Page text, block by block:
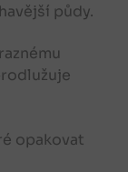
půdy.
opakovat